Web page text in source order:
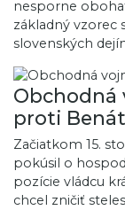
nesporne
základný vzorec
slovenských
Obchodná
proti
Začiatkom 15.
pokúsil o
pozície vládcu
chcel zničiť